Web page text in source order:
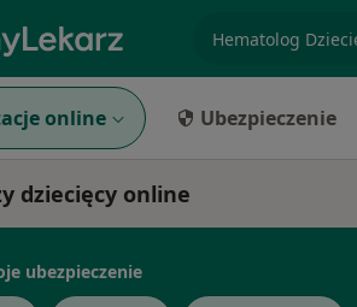
online Ubezpieczenie
dziecięcy online
ubezpieczenie